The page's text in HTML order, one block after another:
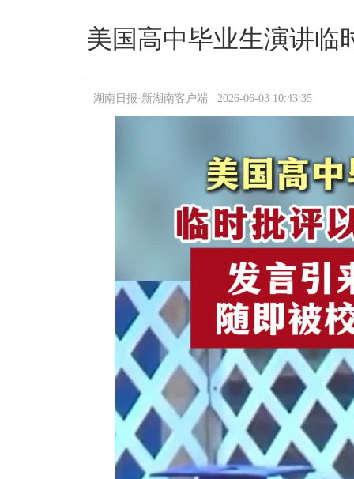
美国高中毕业生演讲临
湖南日报·新湖南客户端 2026-06-03 10:43:35